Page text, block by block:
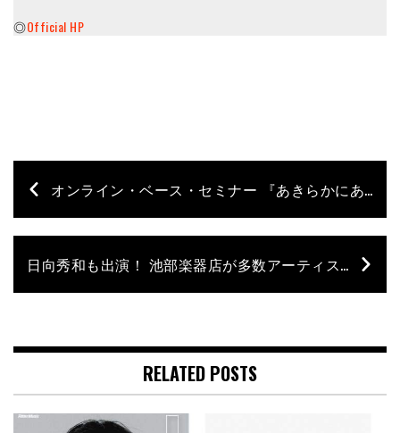
◎Official HP
オンライン・ベース・セミナー 『あきらかにあきらのオンライン・ベース塾』の詳細発表！
日向秀和も出演！ 池部楽器店が多数アーティスト協力のもと“カナデルチカラプロジェクト”をスタート
RELATED POSTS